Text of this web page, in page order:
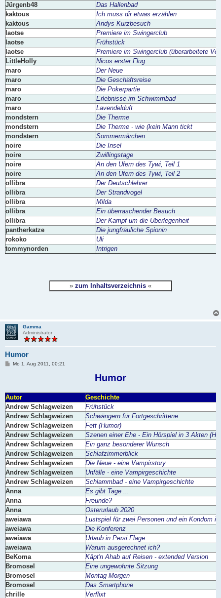
Jürgenb48
Das Hallenbad
kaktous
Ich muss dir etwas erzählen
kaktous
Andys Kurzbesuch
laotse
Premiere im Swingerclub
laotse
Frühstück
laotse
Premiere im Swingerclub (überarbeitete
LittleHolly
Nicos erster Flug
maro
Der Neue
maro
Die Geschäftsreise
maro
Die Pokerpartie
maro
Erlebnisse im Schwimmbad
maro
Lavendelduft
mondstern
Die Therme
mondstern
Die Therme - wie (kein Mann tickt
mondstern
Sommermärchen
noire
Die Insel
noire
Zwillingstage
noire
An den Ufern des Tywi, Teil 1
noire
An den Ufern des Tywi, Teil 2
ollibra
Der Deutschlehrer
ollibra
Der Strandvogel
ollibra
Milda
ollibra
Ein überraschender Besuch
ollibra
Der Kampf um die Überlegenheit
pantherkatze
Die jungfräuliche Spionin
rokoko
Uli
tommynorden
Intrigen
» zum Inhaltsverzeichnis «
Gamma
Administrator
Humor
B
a
g
Mo 1. Aug 2011, 00:21
Humor
Autor
Geschichte
Andrew Schlagweizen
Frühstück
Andrew Schlagweizen
Schwängern für Fortgeschrittene
Andrew Schlagweizen
Fett (Humor)
Andrew Schlagweizen
Szenen einer Ehe - Ein Hörspiel in 3 Akten
Andrew Schlagweizen
Ein ganz besonderer Wunsch
Andrew Schlagweizen
Schlafzimmerblick
Andrew Schlagweizen
Die Neue - eine Vampirstory
Andrew Schlagweizen
Unfälle - eine Vampirgeschichte
Andrew Schlagweizen
Schlammbad - eine Vampirgeschichte
Anna
Es gibt Tage ...
Anna
Freunde?
Anna
Osterurlaub 2020
aweiawa
Lustspiel für zwei Personen und ein Kondom
aweiawa
Die Konferenz
aweiawa
Urlaub in Persi Flage
aweiawa
Warum ausgerechnet ich?
BeKoma
Käpt'n Ahab auf Reisen - extended Version
Bromosel
Eine ungewohnte Sitzung
Bromosel
Montag Morgen
Bromosel
Das Smartphone
chrille
Verflixt